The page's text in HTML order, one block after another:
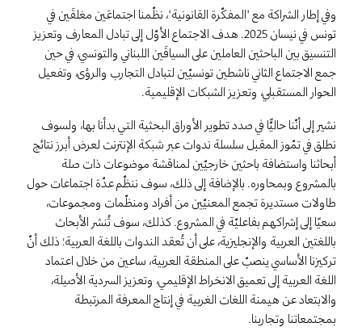
وفي إطار الشراكة مع "المفكّرة القانونية"، نظّمنا اجتماعَين مغلقَين في
تونس في نيسان 2025. هدف الاجتماع الأوّل إلى تبادل المعارف وتعزيز
التنسيق بين الباحثين العاملين على السياقَين اللبناني والتونسي، في حين
جمع الاجتماع الثاني ناشطين تونسيّين لتبادل التجارب والرؤى، وتفعيل
الحوار المستقبلي، وتعزيز الشبكات الإقليمية.
نشير إلى أنّنا حاليًّا في صدد تطوير الأوراق البحثية التي بدأنا بها، ولسوف
نطلق في تمّوز المقبل سلسلة ندوات عبر شبكة الإنترنت لعرض أبرز نتائج
أبحاثنا واستضافة باحثين خارجيّين لمناقشة موضوعات ذات صلة
بالمشروع وبمحاوره. بالإضافة إلى ذلك، سوف ننظّم عدّة اجتماعات حول
طاولات مستديرة تجمع المعنيّين من أفراد ومنظّمات ومجموعات،
سعيًا إلى إشراكهم بفاعليّة في المشروع. كذلك، سوف تُنشر الأبحاث
باللغتين العربية والإنجليزية، على أن تُعقد الندوات باللغة العربية؛ ذلك أنّ
تركيزنا الأساسي ينصبّ على المنطقة العربية، ساعين من خلال اعتماد
اللغة العربية إلى تعميق الانخراط الإقليمي، وتعزيز السردية الأصيلة،
والابتعاد عن هيمنة اللغات الغربية في إنتاج المعرفة المرتبطة
بمجتمعاتنا وتجاربنا.